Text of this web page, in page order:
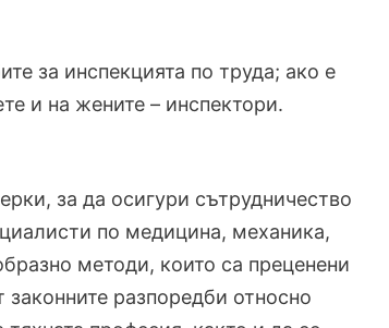
за инспекцията по труда; ако е
и на жените – инспектори.
за да осигури сътрудничество
по медицина, механика,
методи, които са преценени
разпоредби относно